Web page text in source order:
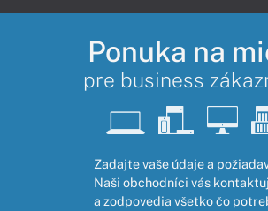
Ponuka na
pre business
Zadajte vaše údaje a
Naši obchodníci vás
a zodpovedia všetko čo